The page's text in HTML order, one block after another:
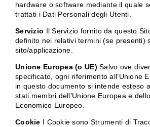
hardware o software mediante il quale
trattati i Dati Personali degli Utenti.
Servizio Il Servizio fornito da questo
definito nei relativi termini (se presenti)
sito/applicazione.
Unione Europea (o UE) Salvo ove
specificato, ogni riferimento all’Unione
in questo documento si intende esteso
stati membri dell’Unione Europea e
Economico Europeo.
Cookie I Cookie sono Strumenti di